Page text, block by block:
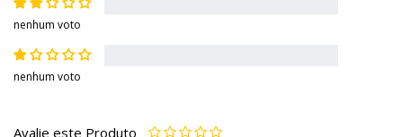
nenhum voto
nenhum voto
Avalie este Produto